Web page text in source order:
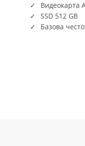
Видеокарта
SSD 512 GB
Базова